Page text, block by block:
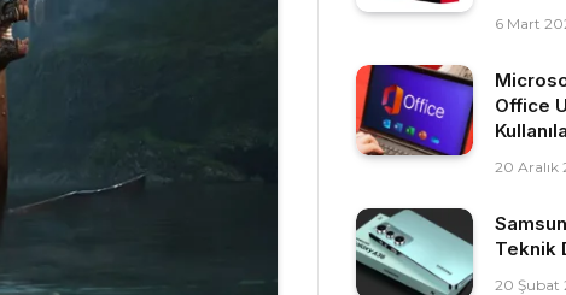
6 Mart
Office
20 Aralık
Teknik
20 Şubat